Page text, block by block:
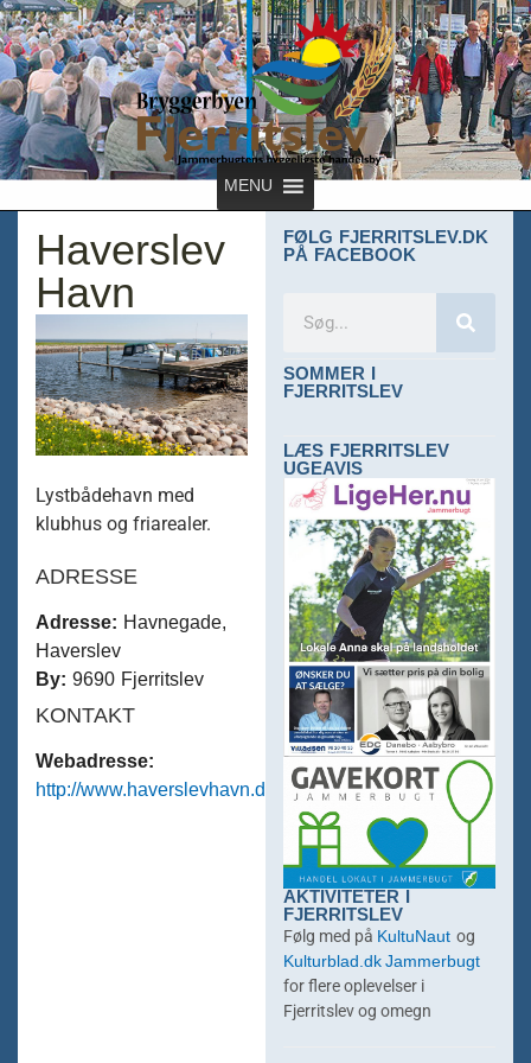
MENU
Haverslev
Havn
Lystbådehavn med
klubhus og friarealer.
ADRESSE
Adresse: Havnegade,
Haverslev
By:9690 Fjerritslev
KONTAKT
Webadresse:
http://www.haverslevhavn.dk
FØLG FJERRITSLEV.DK
PÅ FACEBOOK
SOMMER I
FJERRITSLEV
LÆS FJERRITSLEV
UGEAVIS
AKTIVITETER I
FJERRITSLEV
Følg med på KultuNaut og
Kulturblad.dkJammerbugt
for flere oplevelser i
Fjerritslev og omegn